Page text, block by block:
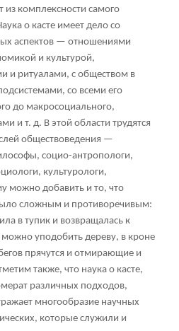
из комплексности самого
о касте имеет дело со
аспектов — отношениями
и культурой,
и ритуалами, с обществом в
со всеми его
до макросоциального,
и т. д. В этой области трудятся
обществоведения —
социо-антропологи,
культурологи,
можно добавить и то, что
сложным и противоречивым:
в тупик и возвращалась к
уподобить дереву, в кроне
прячутся и отмирающие и
также, что наука о касте,
различных подходов,
многообразие научных
которые служили и